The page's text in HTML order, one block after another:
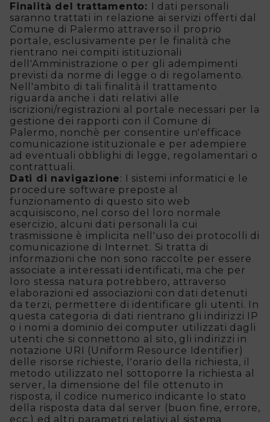
Finalità del trattamento:
I dati personali
saranno trattati in relazione ai servizi offerti dal
Comune di Palermo attraverso il proprio
portale, esclusivamente per le finalità che
rientrano nei compiti istituzionali
dell'Amministrazione o per gli adempimenti
previsti da norme di legge o di regolamento.
Nell'ambito di tali finalità il trattamento
riguarda anche i dati relativi alle
iscrizioni/registrazioni al portale necessari per la
gestione dei rapporti con il Comune di
Palermo, nonchè per consentire un'efficace
comunicazione istituzionale e per adempiere
ad eventuali obblighi di legge, regolamentari o
contrattuali.
Dati di navigazione: I sistemi informatici e le
procedure software preposte al
funzionamento di questo sito web
acquisiscono, nel corso del loro normale
esercizio, alcuni dati personali la cui
trasmissione è implicita nell'uso dei protocolli di
comunicazione di Internet. Si tratta di
informazioni che non sono raccolte per essere
associate a interessati identificati, ma che per
loro stessa natura potrebbero, attraverso
elaborazioni ed associazioni con dati detenuti
da terzi, permettere di identificare gli utenti. In
questa categoria di dati rientrano gli indirizzi IP
o i nomi a dominio dei computer utilizzati dagli
utenti che si connettono al sito, gli indirizzi in
notazione URI (Uniform Resource Identifier)
delle risorse richieste, l'orario della richiesta, il
metodo utilizzato nel sottoporre la richiesta al
server, la dimensione del file ottenuto in
risposta, il codice numerico indicante lo stato
della risposta data dal server (buon fine, errore,
ecc.) ed altri parametri relativi al sistema